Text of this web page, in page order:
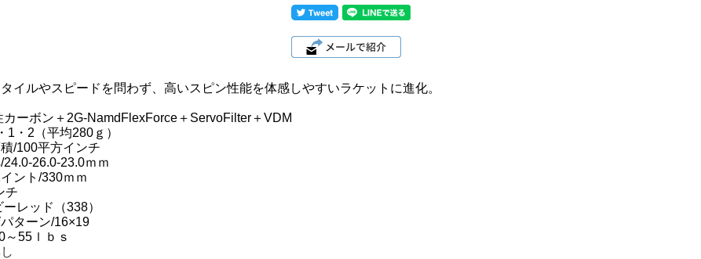
イルやスピードを問わず、高いスピン性能を体感しやすいラケットに進化。
カーボン＋2G-NamdFlexForce＋ServoFilter＋VDM
1・2（平均280ｇ）
/100平方インチ
24.0-26.0-23.0ｍｍ
ント/330ｍｍ
チ
レッド（338）
ターン/16×19
～55ｌｂｓ